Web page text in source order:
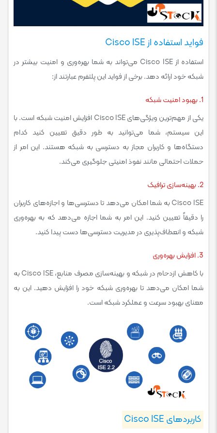
فواید استفاده از Cisco ISE
استفاده از Cisco ISE می‌تواند به شما بهره‌وری و امنیت بیشتر در
شبکه خود ارائه دهد. برخی از فواید این پلتفرم عبارتند از:
1. بهبود امنیت شبکه
یکی از مهم‌ترین ویژگی‌های Cisco ISE افزایش امنیت شبکه است. با
این سیستم، شما می‌توانید به طور دقیق تعیین کنید کدام
دستگاه‌ها و کاربران مجاز به دسترسی به شبکه هستند. این امر از
حملات احتمالی مانند نفوذ امنیتی جلوگیری می‌کند.
2. بهینه‌سازی ترافیک
Cisco ISE به شما امکان می‌دهد تا دسترسی‌ها و اجازه‌های کاربران
را دقیقاً تعیین کنید. این امر به شما اجازه می‌دهد که به بهره‌وری
شبکه و انعطاف‌پذیری در مدیریت دسترسی‌ها دست پیدا کنید.
3. افزایش بهره‌وری
با کاهش ازدحام در شبکه و بهینه‌سازی مصرف منابع، Cisco ISE به
شما امکان می‌دهد تا بهره‌وری شبکه خود را افزایش دهید. این به
معنای بهبود سرعت و عملکرد شبکه است.
کاربردهای Cisco ISE